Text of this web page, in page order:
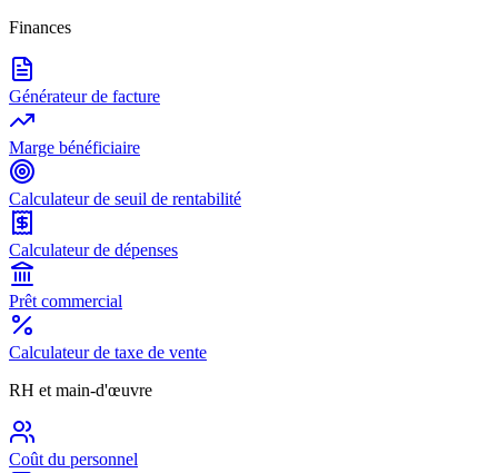
Finances
Générateur de facture
Marge bénéficiaire
Calculateur de seuil de rentabilité
Calculateur de dépenses
Prêt commercial
Calculateur de taxe de vente
RH et main-d'œuvre
Coût du personnel